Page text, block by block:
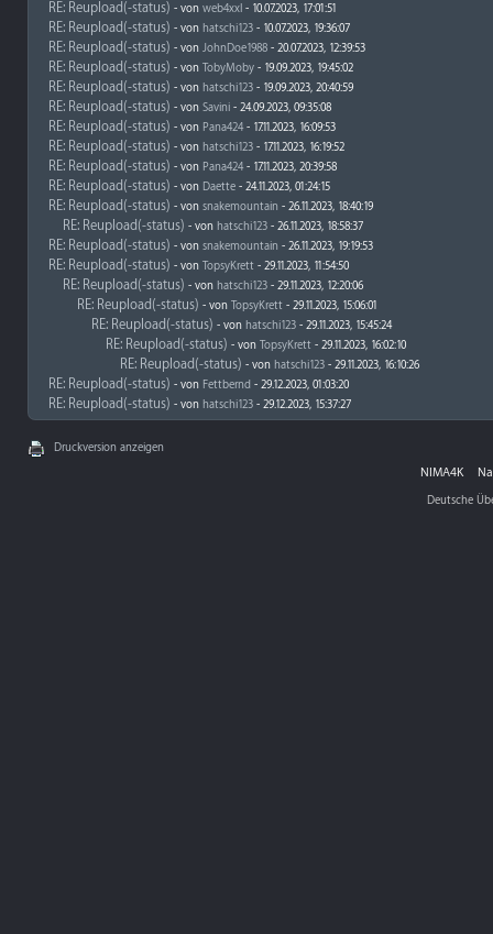
RE: Reupload(-status) - von web4xxl - 10.07.2023, 17:01:51
RE: Reupload(-status) - von hatschi123 - 10.07.2023, 19:36:07
RE: Reupload(-status) - von JohnDoe1988 - 20.07.2023, 12:39:53
RE: Reupload(-status) - von TobyMoby - 19.09.2023, 19:45:02
RE: Reupload(-status) - von hatschi123 - 19.09.2023, 20:40:59
RE: Reupload(-status) - von Savini - 24.09.2023, 09:35:08
RE: Reupload(-status) - von Pana424 - 17.11.2023, 16:09:53
RE: Reupload(-status) - von hatschi123 - 17.11.2023, 16:19:52
RE: Reupload(-status) - von Pana424 - 17.11.2023, 20:39:58
RE: Reupload(-status) - von Daette - 24.11.2023, 01:24:15
RE: Reupload(-status) - von snakemountain - 26.11.2023, 18:40:19
RE: Reupload(-status) - von hatschi123 - 26.11.2023, 18:58:37
RE: Reupload(-status) - von snakemountain - 26.11.2023, 19:19:53
RE: Reupload(-status) - von TopsyKrett - 29.11.2023, 11:54:50
RE: Reupload(-status) - von hatschi123 - 29.11.2023, 12:20:06
RE: Reupload(-status) - von TopsyKrett - 29.11.2023, 15:06:01
RE: Reupload(-status) - von hatschi123 - 29.11.2023, 15:45:24
RE: Reupload(-status) - von TopsyKrett - 29.11.2023, 16:02:10
RE: Reupload(-status) - von hatschi123 - 29.11.2023, 16:10:26
RE: Reupload(-status) - von Fettbernd - 29.12.2023, 01:03:20
RE: Reupload(-status) - von hatschi123 - 29.12.2023, 15:37:27
Druckversion anzeigen
NIMA4K
Deutsche